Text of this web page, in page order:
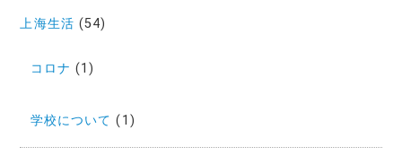
上海生活 (54)
コロナ (1)
学校について (1)